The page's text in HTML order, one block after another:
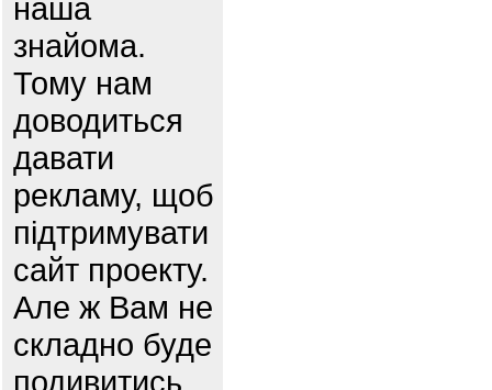
наша
знайома.
Тому нам
доводиться
давати
рекламу, щоб
підтримувати
сайт проекту.
Але ж Вам не
складно буде
подивитись